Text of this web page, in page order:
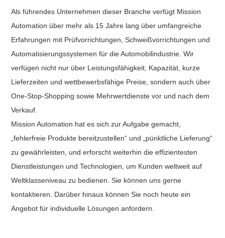
Als führendes Unternehmen dieser Branche verfügt Mission
Automation über mehr als 15 Jahre lang über umfangreiche
Erfahrungen mit Prüfvorrichtungen, Schweißvorrichtungen und
Automatisierungssystemen für die Automobilindustrie. Wir
verfügen nicht nur über Leistungsfähigkeit, Kapazität, kurze
Lieferzeiten und wettbewerbsfähige Preise, sondern auch über
One-Stop-Shopping sowie Mehrwertdienste vor und nach dem
Verkauf.
Mission Automation hat es sich zur Aufgabe gemacht,
„fehlerfreie Produkte bereitzustellen“ und „pünktliche Lieferung“
zu gewährleisten, und erforscht weiterhin die effizientesten
Dienstleistungen und Technologien, um Kunden weltweit auf
Weltklasseniveau zu bedienen. Sie können uns gerne
kontaktieren. Darüber hinaus können Sie noch heute ein
Angebot für individuelle Lösungen anfordern.